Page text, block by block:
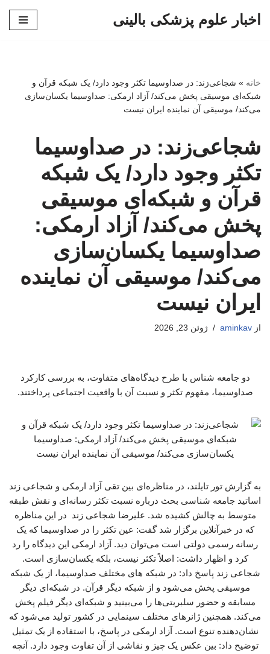
اخبار علوم پزشکی بالینی
خانه » شجاعی‌زند: در صداوسیما تکثر وجود دارد/ یک شبکه‌ قرآن و
شبکه‌ای موسیقی پخش می‌کند/ آزاد ارمکی: صداوسیما یکسان‌سازی
می‌کند/ موسیقی آن نماینده ایران نیست
شجاعی‌زند: در صداوسیما
تکثر وجود دارد/ یک شبکه‌
قرآن و شبکه‌ای موسیقی
پخش می‌کند/ آزاد ارمکی:
صداوسیما یکسان‌سازی
می‌کند/ موسیقی آن نماینده
ایران نیست
از aminkav ژوئن 23, 2026
دو جامعه شناس با طرح دیدگاه‌های متفاوت، به بررسی کارکرد
صداوسیما، مفهوم تکثر و نسبت آن با واقعیت اجتماعی پرداختند.
به گزارش تور تایلند، در مناظره‌ای بین تقی آزاد ارمکی و شجاعی زند
اساتید جامعه شناسی بحث درباره نسبت تکثر رسانه‌ای و نقش طبقه
متوسط به چالش کشیده شد. علیرضا شجاعی زند در این مناظره
که در خبرآنلاین برگزار شد گفت: عین تکثر را در صداوسیما که یک
رسانه رسمی دولتی است می‌توان دید. آزاد ارمکی این دیدگاه را رد
کرد و اظهار داشت: اصلاً تکثر نیست، بلکه یکسان‌سازی است.
شجاعی زند پاسخ داد: در شبکه های مختلف صداوسیما، از یک شبکه
موسیقی پخش می‌شود و از شبکه دیگر قرآن. در شبکه‌ای دیگر
مسابقه و حضور سلبریتی‌ها را می‌بینید و شبکه‌ای دیگر فیلم پخش
می‌کند. همچنین ژانرهای مختلف سینمایی در کشور تولید می‌شود که
نشان‌دهنده تنوع است. آزاد ارمکی در پاسخ، با استفاده از یک تمثیل
توضیح داد: بین عکس یک چیز و نقاشی از آن تفاوت وجود دارد. آنچه